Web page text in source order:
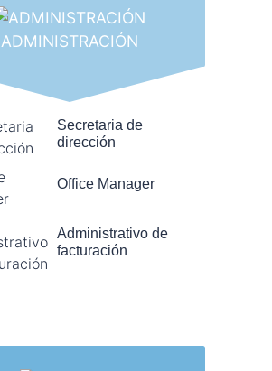
ADMINISTRACIÓN
Secretaria de
dirección
Office Manager
Administrativo de
facturación